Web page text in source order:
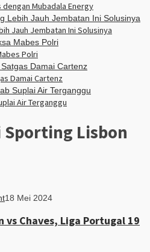
Mubadala Energy
Jauh Jembatan Ini Solusinya
Polri
Damai Cartenz
Air Terganggu
Sporting Lisbon
18 Mei 2024
vs Chaves, Liga Portugal 19